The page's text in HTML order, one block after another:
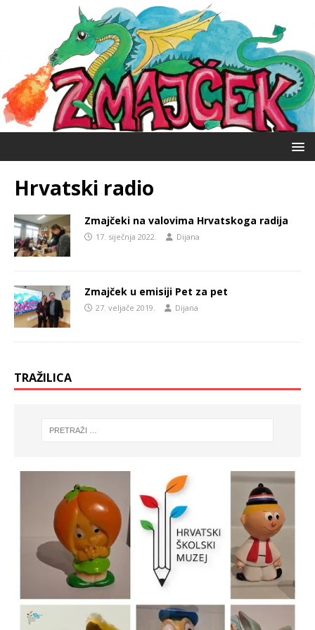
Hrvatski radio
Zmajčeki na valovima Hrvatskoga radija
17. siječnja 2022. Dijana
Zmajček u emisiji Pet za pet
27. veljače 2019. Dijana
TRAŽILICA